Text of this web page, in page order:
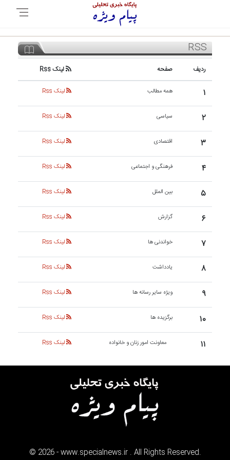
RSS
ردیف صفحه لینک Rss
۱ همه مطالب لینک Rss
۲ سیاسی لینک Rss
۳ اقتصادی لینک Rss
۴ فرهنگی و اجتماعی لینک Rss
۵ بین الملل لینک Rss
۶ گزارش لینک Rss
۷ خواندنی ها لینک Rss
۸ یادداشت لینک Rss
۹ ویژه سایر رسانه ها لینک Rss
۱۰ برگزیده ها لینک Rss
۱۱ معاونت امور زنان و خانواده لینک Rss
© 2026- www.specialnews.ir . All Rights Reserved.